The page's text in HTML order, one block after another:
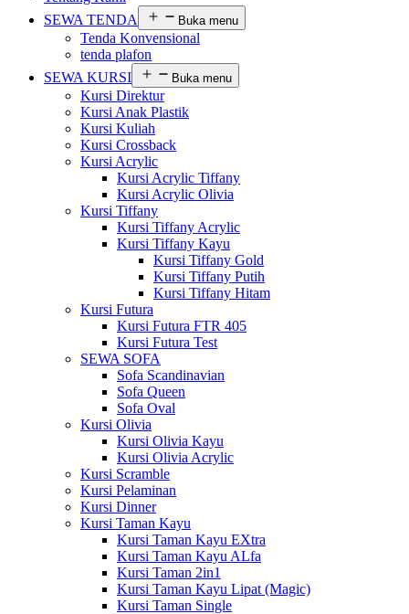
SEWA TENDA
Buka menu
Tenda Konvensional
tenda plafon
SEWA KURSI
Buka menu
Kursi Direktur
Kursi Anak Plastik
Kursi Kuliah
Kursi Crossback
Kursi Acrylic
Kursi Acrylic Tiffany
Kursi Acrylic Olivia
Kursi Tiffany
Kursi Tiffany Acrylic
Kursi Tiffany Kayu
Kursi Tiffany Gold
Kursi Tiffany Putih
Kursi Tiffany Hitam
Kursi Futura
Kursi Futura FTR 405
Kursi Futura Test
SEWA SOFA
Sofa Scandinavian
Sofa Queen
Sofa Oval
Kursi Olivia
Kursi Olivia Kayu
Kursi Olivia Acrylic
Kursi Scramble
Kursi Pelaminan
Kursi Dinner
Kursi Taman Kayu
Kursi Taman Kayu EXtra
Kursi Taman Kayu ALfa
Kursi Taman 2in1
Kursi Taman Kayu Lipat (Magic)
Kursi Taman Single